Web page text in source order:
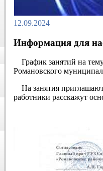
12.09.2024
Информация для
График занятий на
Романовского
На занятия
работники расскажут